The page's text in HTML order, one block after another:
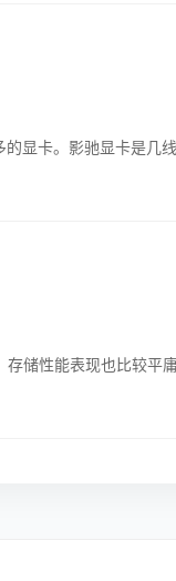
显卡。影驰显卡是几
储性能表现也比较平